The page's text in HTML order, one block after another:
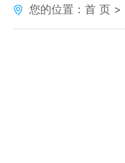
您的位置： 首 页